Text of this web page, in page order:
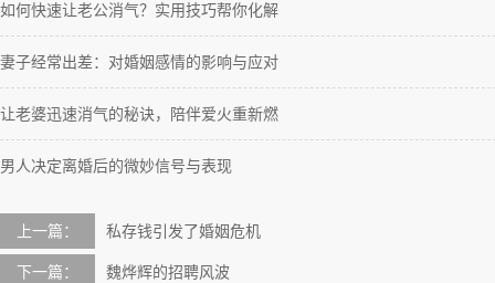
如何快速让老公消气？实用技巧帮你化解
妻子经常出差：对婚姻感情的影响与应对
让老婆迅速消气的秘诀，陪伴爱火重新燃
男人决定离婚后的微妙信号与表现
上一篇： 私存钱引发了婚姻危机
下一篇： 魏烨辉的招聘风波